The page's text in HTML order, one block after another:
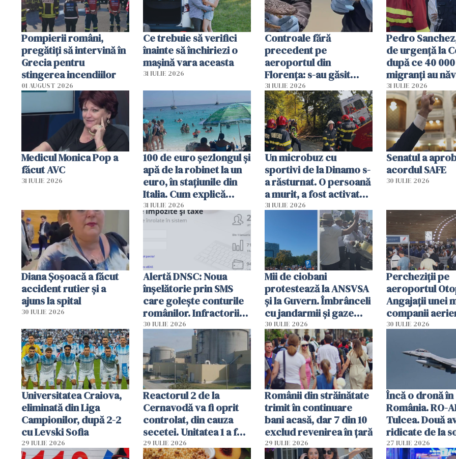
Pompierii români,
pregătiţi să intervină în
Grecia pentru
stingerea incendiilor
01 AUGUST 2026
Ce trebuie să verifici
înainte să închiriezi o
mașină vara aceasta
31 IULIE 2026
Controale fără
precedent pe
aeroportul din
Florența: s-au găsit
capete de aligator și o
sumă imensă de bani
31 IULIE 2026
Pedro
de urgență la
după ce 40
migranți au
teritoriul
mobiliza toate
resursele"
31 IULIE 2026
Medicul Monica Pop a
făcut AVC
31 IULIE 2026
100 de euro șezlongul și
apă de la robinet la un
euro, în stațiunile din
Italia. Cum explică
autoritățile
31 IULIE 2026
Un microbuz cu
sportivi de la Dinamo s-
a răsturnat. O persoană
a murit, a fost activat
planul roșu de
31 IULIE 2026
Senatul a
acordul SAFE
30 IULIE 2026
Diana Șoșoacă a făcut
accident rutier și a
ajuns la spital
30 IULIE 2026
Alertă DNSC: Noua
înșelătorie prin SMS
care golește conturile
românilor. Infractorii
folosesc numele
Ghișeul.ro și al Poliției
Române
30 IULIE 2026
Mii de ciobani
protestează la ANSVSA
și la Guvern. Îmbrânceli
cu jandarmii și gaze
lacrimogene
30 IULIE 2026
Percheziții pe
aeroportul
Angajații unei
companii
parfumuri,
vânzării
30 IULIE 2026
Universitatea Craiova,
eliminată din Liga
Campionilor, după 2-2
cu Levski Sofia
29 IULIE 2026
Reactorul 2 de la
Cernavodă va fi oprit
controlat, din cauza
secetei. Unitatea 1 a fost
deja oprită
29 IULIE 2026
Românii din străinătate
trimit în continuare
bani acasă, dar 7 din 10
exclud revenirea în țară
29 IULIE 2026
Încă o dronă în
România. RO-
Tulcea. Două
ridicate de la
27 IULIE 2026